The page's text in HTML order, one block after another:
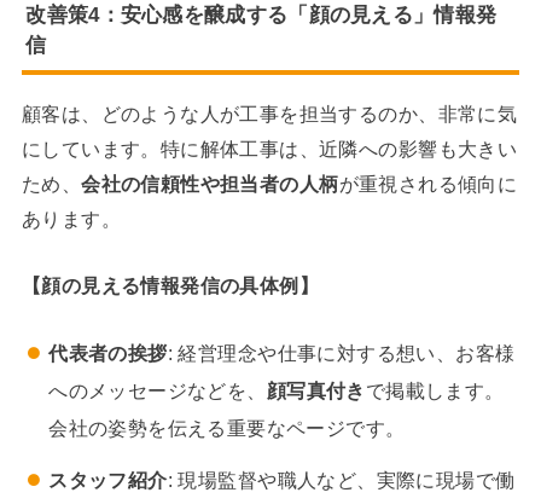
改善策4：安心感を醸成する「顔の見える」情報発
信
顧客は、どのような人が工事を担当するのか、非常に気
にしています。特に解体工事は、近隣への影響も大きい
ため、会社の信頼性や担当者の人柄が重視される傾向に
あります。
【顔の見える情報発信の具体例】
代表者の挨拶: 経営理念や仕事に対する想い、お客様
へのメッセージなどを、 顔写真付き で掲載します。
会社の姿勢を伝える重要なページです。
スタッフ紹介: 現場監督や職人など、実際に現場で働